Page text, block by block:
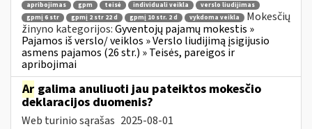
apribojimas gpm teisė individuali veikla
verslo liudijimas
gpmį 6 str
gpmį 2 str 22 d gpmį 10 str. 2 d vykdoma veikla
Mokesčių
žinyno kategorijos:Gyventojų pajamų mokestis »
Pajamos iš verslo/ veiklos » Verslo liudijimą įsigijusio
asmens pajamos (26 str.) » Teisės, pareigos ir
apribojimai
Ar galima anuliuoti jau pateiktos mokesčio
deklaracijos duomenis?
Web turinio sąrašas 2025-08-01